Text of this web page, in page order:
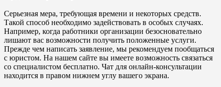
Серьезная мера, требующая времени и некоторых средств.
Такой способ необходимо задействовать в особых случаях.
Например, когда работники организации безосновательно
лишают вас возможности получить положенные услуги.
Прежде чем написать заявление, мы рекомендуем пообщаться
с юристом. На нашем сайте вы имеете возможность связаться
со специалистом бесплатно. Чат для онлайн-консультации
находится в правом нижнем углу вашего экрана.